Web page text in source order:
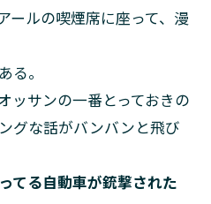
ールの喫煙席に座って、漫
る。
ッサンの一番とっておきの
グな話がバンバンと飛び
てる自動車が銃撃された